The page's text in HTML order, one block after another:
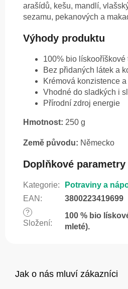
arašídů, kešu, mandlí,
sezamu, pekanových a
Výhody produktu
100% bio lískooříškové
Bez přidaných látek a
Krémová konzistence
Vhodné do sladkých i
Přírodní zdroj energie
Hmotnost: 250 g
Země původu: Německo
Doplňkové parametry
Kategorie:
Potraviny a
EAN : 3800223419699
?
Složení:
100 % bio
mleté).